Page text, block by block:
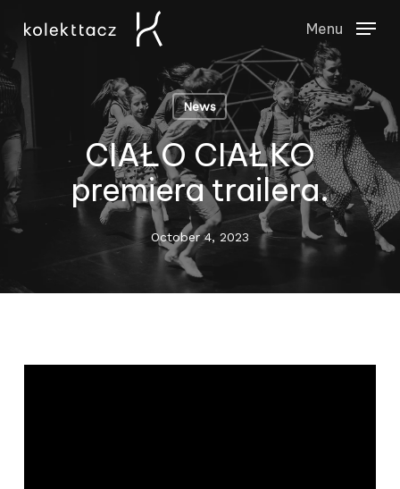
main
content
Menu
News
CIAŁO CIAŁKO
premiera trailera.
October 4, 2023
Menu